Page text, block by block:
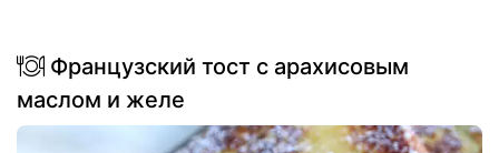
Французский тост с арахисовым
маслом и желе